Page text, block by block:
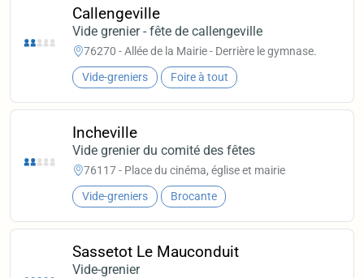
Callengeville
Vide grenier - fête de callengeville
76270 - Allée de la Mairie - Derrière le gymnase.
Vide-greniers Foire à tout
Incheville
Vide grenier du comité des fêtes
76117 - Place du cinéma, église et mairie
Vide-greniers Brocante
Sassetot Le Mauconduit
Vide-grenier